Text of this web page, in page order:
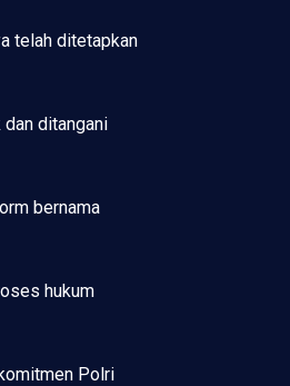
telah ditetapkan
ditangani
bernama
hukum
Polri